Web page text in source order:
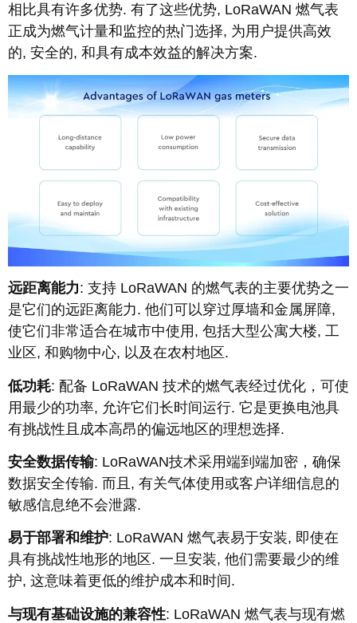
相比具有许多优势. 有了这些优势, LoRaWAN 燃气表
正成为燃气计量和监控的热门选择, 为用户提供高效
的, 安全的, 和具有成本效益的解决方案.
远距离能力: 支持 LoRaWAN 的燃气表的主要优势之一
是它们的远距离能力. 他们可以穿过厚墙和金属屏障,
使它们非常适合在城市中使用, 包括大型公寓大楼, 工
业区, 和购物中心, 以及在农村地区.
低功耗: 配备 LoRaWAN 技术的燃气表经过优化，可使
用最少的功率, 允许它们长时间运行. 它是更换电池具
有挑战性且成本高昂的偏远地区的理想选择.
安全数据传输: LoRaWAN技术采用端到端加密，确保
数据安全传输. 而且, 有关气体使用或客户详细信息的
敏感信息绝不会泄露.
易于部署和维护: LoRaWAN 燃气表易于安装, 即使在
具有挑战性地形的地区. 一旦安装, 他们需要最少的维
护, 这意味着更低的维护成本和时间.
与现有基础设施的兼容性: LoRaWAN 燃气表与现有燃